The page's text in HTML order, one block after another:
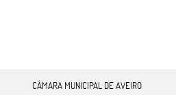
CÂMARA MUNICIPAL DE AVEIRO